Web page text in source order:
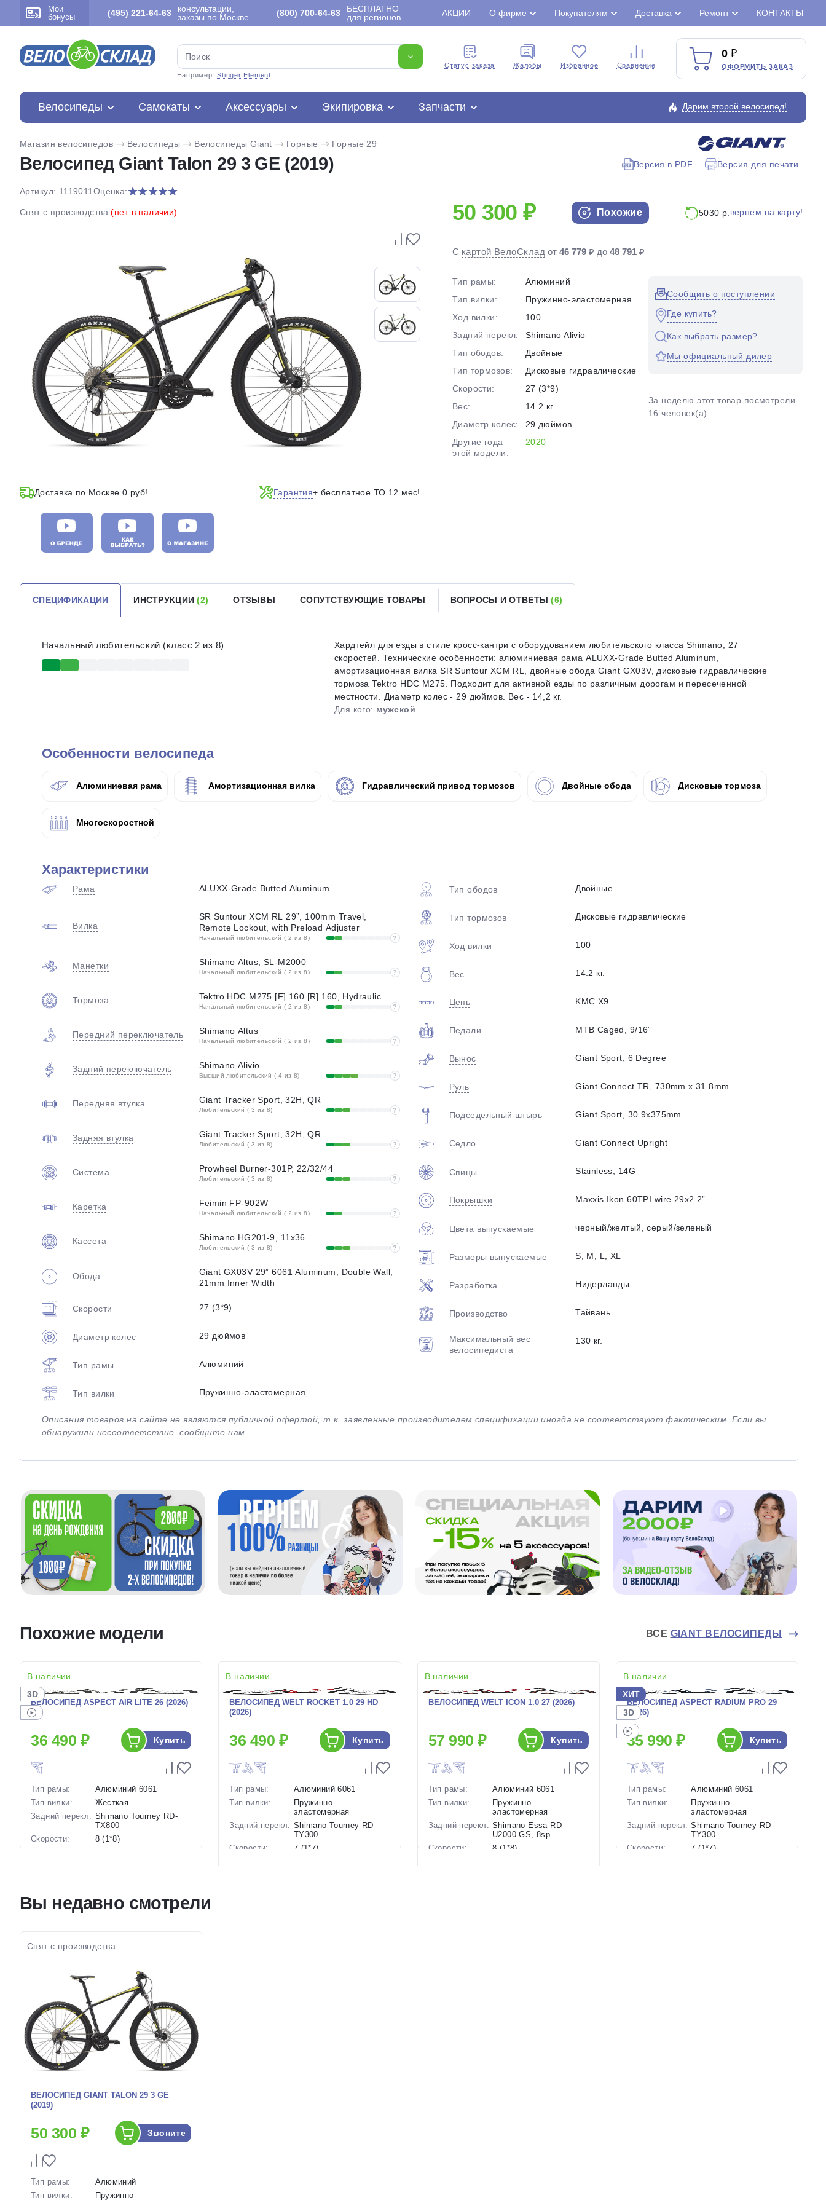
Мои
бонусы
(495) 221-64-63
консультации,
заказы по Москве
(800) 700-64-63
БЕСПЛАТНО
для регионов
АКЦИИ О фирме Покупателям Доставка Ремонт КОНТАКТЫ
Например:Stinger Element
Cтатус заказа Жалобы Избранное Сравнение
0
ОФОРМИТЬ ЗАКАЗ
Велосипеды Самокаты Аксессуары Экипировка Запчасти Дарим второй велосипед!
Магазин велосипедов Велосипеды Велосипеды Giant Горные Горные 29
Велосипед Giant Talon 29 3 GE (2019) Версия в PDF Версия для печати
Артикул: 1119011 Оценка:
Снят с производства(нет в наличии)
Доставка по Москве 0 руб! Гарантия+ бесплатное ТО 12 мес!
50 300 ₽ Похожие 5030 р. вернем на карту!
С картой ВелоСклад от46 779 ₽ до48 791 ₽
Тип рамы:
Алюминий
Тип вилки:
Пружинно-эластомерная
Ход вилки:
100
Задний перекл:
Shimano Alivio
Тип ободов:
Двойные
Тип тормозов:
Дисковые гидравлические
Скорости:
27 (3*9)
Вес:
14.2 кг.
Диаметр колес:
29 дюймов
Другие года
этой модели:
2020
Сообщить о поступлении
Где купить?
Как выбрать размер?
Мы официальный дилер
За неделю этот товар посмотрели
16 человек(а)
СПЕЦИФИКАЦИИ ИНСТРУКЦИИ(2) ОТЗЫВЫ СОПУТСТВУЮЩИЕ ТОВАРЫ ВОПРОСЫ И ОТВЕТЫ(6)
Начальный любительский (класс 2 из 8)
Хардтейл для езды в стиле кросс-кантри с оборудованием любительского класса Shimano, 27
скоростей. Технические особенности: алюминиевая рама ALUXX-Grade Butted Aluminum,
амортизационная вилка SR Suntour XCM RL, двойные обода Giant GX03V, дисковые гидравлические
тормоза Tektro HDC M275. Подходит для активной езды по различным дорогам и пересеченной
местности. Диаметр колес - 29 дюймов. Вес - 14,2 кг.
Для кого: мужской
Особенности велосипеда
Алюминиевая рама Амортизационная вилка Гидравлический привод тормозов Двойные обода Дисковые тормоза
Многоскоростной
Характеристики
Рама ALUXX-Grade Butted Aluminum
Вилка
SR Suntour XCM RL 29”, 100mm Travel,
Remote Lockout, with Preload Adjuster
Начальный любительский ( 2 из 8) ?
Манетки Shimano Altus, SL-M2000
Начальный любительский ( 2 из 8) ?
Тормоза Tektro HDC M275 [F] 160 [R] 160, Hydraulic
Начальный любительский ( 2 из 8) ?
Передний переключатель Shimano Altus
Начальный любительский ( 2 из 8) ?
Задний переключатель Shimano Alivio
Высший любительский ( 4 из 8) ?
Передняя втулка Giant Tracker Sport, 32H, QR
Любительский ( 3 из 8) ?
Задняя втулка Giant Tracker Sport, 32H, QR
Любительский ( 3 из 8) ?
Система Prowheel Burner-301P, 22/32/44
Любительский ( 3 из 8) ?
Каретка Feimin FP-902W
Начальный любительский ( 2 из 8) ?
Кассета Shimano HG201-9, 11x36
Любительский ( 3 из 8) ?
Обода
Giant GX03V 29” 6061 Aluminum, Double Wall,
21mm Inner Width
Скорости 27 (3*9)
Диаметр колес 29 дюймов
Тип рамы Алюминий
Тип вилки Пружинно-эластомерная
Тип ободов Двойные
Тип тормозов Дисковые гидравлические
Ход вилки 100
Вес 14.2 кг.
Цепь KMC X9
Педали MTB Caged, 9/16”
Вынос Giant Sport, 6 Degree
Руль Giant Connect TR, 730mm x 31.8mm
Подседельный штырь Giant Sport, 30.9x375mm
Седло Giant Connect Upright
Спицы Stainless, 14G
Покрышки Maxxis Ikon 60TPI wire 29x2.2”
Цвета выпускаемые черный/желтый, серый/зеленый
Размеры выпускаемые S, M, L, XL
Разработка Нидерланды
Производство Тайвань
Максимальный вес
велосипедиста
130 кг.
Описания товаров на сайте не являются публичной офертой, т.к. заявленные производителем спецификации иногда не соответствуют фактическим. Если вы
обнаружили несоответствие, сообщите нам.
Похожие модели ВСЕ GIANT ВЕЛОСИПЕДЫ
В наличии
3D
ВЕЛОСИПЕД ASPECT AIR LITE 26 (2026)
36 490 ₽ Купить
Тип рамы:
Алюминий 6061
Тип вилки:
Жесткая
Задний перекл: Shimano Tourney RD-
TX800
Скорости:
8 (1*8)
Цвет-размер в
наличии:
14.5 Серый
В наличии
ВЕЛОСИПЕД WELT ROCKET 1.0 29 HD
(2026)
36 490 ₽ Купить
Тип рамы:
Алюминий 6061
Тип вилки:
Пружинно-
эластомерная
Задний перекл: Shimano Tourney RD-
TY300
Скорости:
7 (1*7)
В наличии
ВЕЛОСИПЕД WELT ICON 1.0 27 (2026)
57 990 ₽ Купить
Тип рамы:
Алюминий 6061
Тип вилки:
Пружинно-
эластомерная
Задний перекл: Shimano Essa RD-
U2000-GS, 8sp
Скорости:
8 (1*8)
В наличии
ХИТ
3D
ВЕЛОСИПЕД ASPECT RADIUM PRO 29
(2026)
35 990 ₽ Купить
Тип рамы:
Алюминий 6061
Тип вилки:
Пружинно-
эластомерная
Задний перекл: Shimano Tourney RD-
TY300
Скорости:
7 (1*7)
Вы недавно смотрели
Снят с производства
ВЕЛОСИПЕД GIANT TALON 29 3 GE
(2019)
50 300 ₽ Звоните
Тип рамы:
Алюминий
Тип вилки:
Пружинно-
Разбейте
оплату
на части
без переплат
График платежей
Сегодня
25%
Подробнееоб оплате Плайтом
раз в 2
раз в 2 недели